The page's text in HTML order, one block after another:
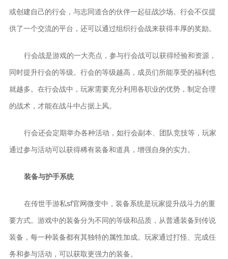
或创建自己的行会，与志同道合的伙伴一起征战沙场。行会不仅提
供了一个交流的平台，还可以通过组织行会战来获得丰厚的奖励。
行会战是游戏的一大亮点，参与行会战可以获得经验和资源，
同时提升行会的等级。行会的等级越高，成员们所能享受的福利也
就越多。在行会战中，玩家需要充分利用各职业的优势，制定合理
的战术，才能在战斗中占据上风。
行会还会定期举办各种活动，如行会副本、团队竞技等，玩家
通过参与活动可以获得稀有装备和道具，增强自身的实力。
装备与护手系统
在传世手游私sf官网微变中，装备系统是玩家提升战斗力的重
要方式。游戏中的装备分为不同的等级和品质，从普通装备到传说
装备，每一种装备都有其独特的属性加成。玩家通过打怪、完成任
务和参与活动，可以获取更强力的装备。